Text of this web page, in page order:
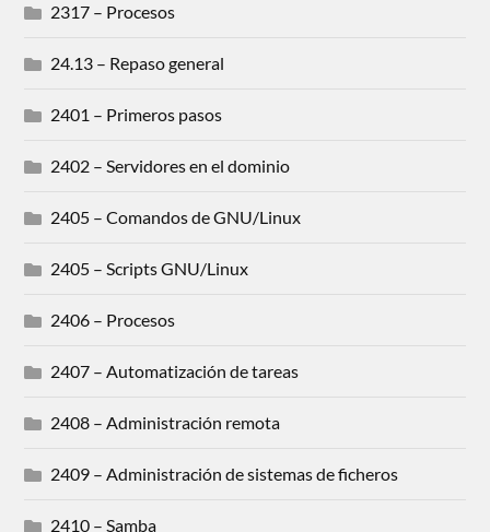
2317 – Procesos
24.13 – Repaso general
2401 – Primeros pasos
2402 – Servidores en el dominio
2405 – Comandos de GNU/Linux
2405 – Scripts GNU/Linux
2406 – Procesos
2407 – Automatización de tareas
2408 – Administración remota
2409 – Administración de sistemas de ficheros
2410 – Samba